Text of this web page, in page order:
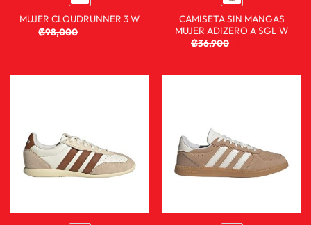
MUJER CLOUDRUNNER 3 W
₡98,000
CAMISETA SIN MANGAS
MUJER ADIZERO A SGL W
₡36,900